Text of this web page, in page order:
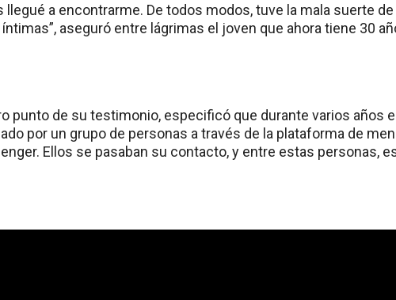
llegué a encontrarme. De todos modos, tuve la mala suerte
aseguró entre lágrimas el joven que ahora tiene 30
punto de su testimonio, especificó que durante varios años
por un grupo de personas a través de la plataforma de
Ellos se pasaban su contacto, y entre estas personas,